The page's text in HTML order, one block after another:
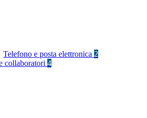
Telefono e posta elettronica 2
collaboratori 4